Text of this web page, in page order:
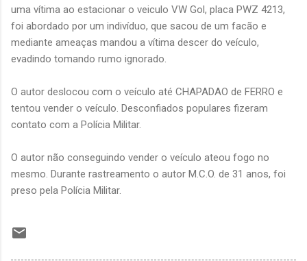
uma vítima ao estacionar o veiculo VW Gol, placa PWZ 4213,
foi abordado por um indivíduo, que sacou de um facão e
mediante ameaças mandou a vítima descer do veículo,
evadindo tomando rumo ignorado.
O autor deslocou com o veículo até CHAPADAO de FERRO e
tentou vender o veículo. Desconfiados populares fizeram
contato com a Polícia Militar.
O autor não conseguindo vender o veículo ateou fogo no
mesmo. Durante rastreamento o autor M.C.O. de 31 anos, foi
preso pela Polícia Militar.